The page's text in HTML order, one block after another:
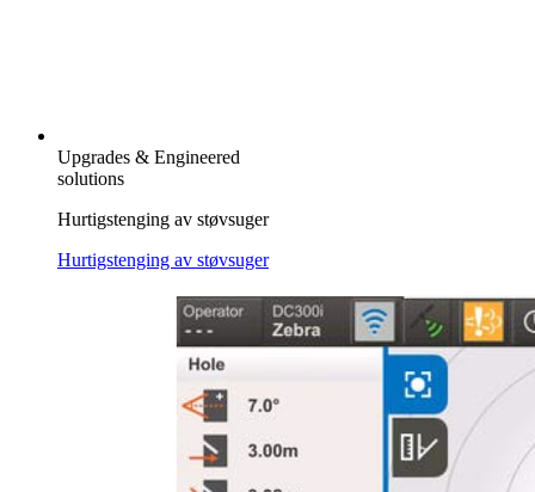
Upgrades & Engineered
solutions
Hurtigstenging av støvsuger
Hurtigstenging av støvsuger